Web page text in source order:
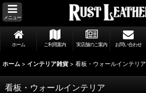
メニュー
ホーム ご利用案内 実店舗のご案内 お問い合わせ
ホーム > インテリア雑貨 > 看板・ウォールインテリア
看板・ウォールインテリア